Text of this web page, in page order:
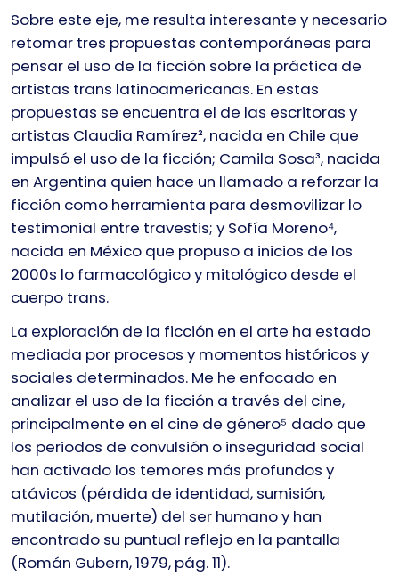
Sobre este eje, me resulta interesante y necesario
retomar tres propuestas contemporáneas para
pensar el uso de la ficción sobre la práctica de
artistas trans latinoamericanas. En estas
propuestas se encuentra el de las escritoras y
artistas Claudia Ramírez², nacida en Chile que
impulsó el uso de la ficción; Camila Sosa³, nacida
en Argentina quien hace un llamado a reforzar la
ficción como herramienta para desmovilizar lo
testimonial entre travestis; y Sofía Moreno⁴,
nacida en México que propuso a inicios de los
2000s lo farmacológico y mitológico desde el
cuerpo trans.
La exploración de la ficción en el arte ha estado
mediada por procesos y momentos históricos y
sociales determinados. Me he enfocado en
analizar el uso de la ficción a través del cine,
principalmente en el cine de género⁵ dado que
los periodos de convulsión o inseguridad social
han activado los temores más profundos y
atávicos (pérdida de identidad, sumisión,
mutilación, muerte) del ser humano y han
encontrado su puntual reflejo en la pantalla
(Román Gubern, 1979, pág. 11).